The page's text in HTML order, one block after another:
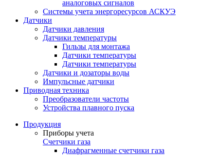
аналоговых сигналов
Системы учета энергоресурсов АСКУЭ
Датчики
Датчики давления
Датчики температуры
Гильзы для монтажа
Датчики температуры
Датчики температуры
Датчики и дозаторы воды
Импульсные датчики
Приводная техника
Преобразователи частоты
Устройства плавного пуска
Продукция
Приборы учета
Счетчики газа
Диафрагменные счетчики газа